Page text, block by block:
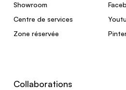
Showroom
Centre de services
Zone réservée
Collaborations